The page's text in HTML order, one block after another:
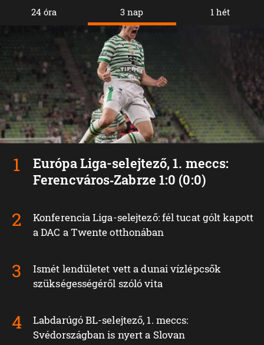
24 óra 3 nap
Európa Liga-selejtező, 1. meccs:
Ferencváros‑Zabrze 1:0 (0:0)
Konferencia Liga-selejtező: fél tucat gólt kapott
a DAC a Twente otthonában
Ismét lendületet vett a dunai vízlépcsők
szükségességéről szóló vita
Labdarúgó BL-selejtező, 1. meccs:
Svédországban is nyert a Slovan
1 hét